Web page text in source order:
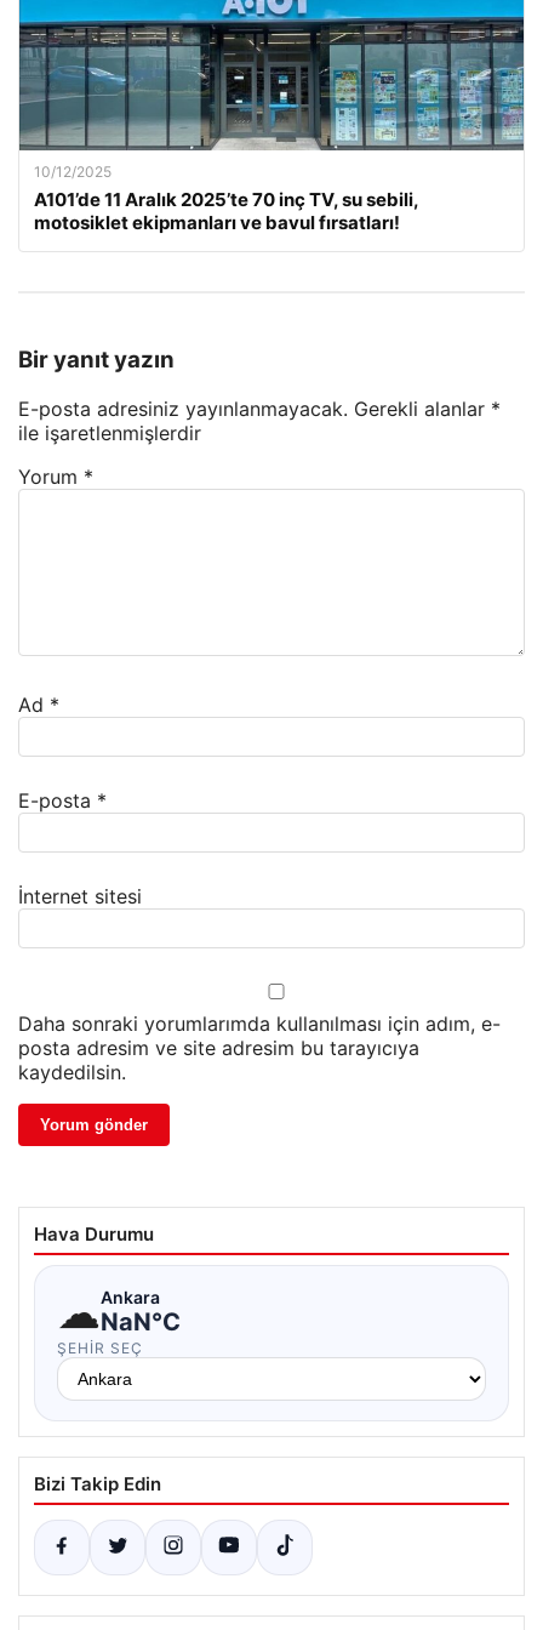
10/12/2025
A101’de 11 Aralık 2025’te 70 inç TV, su sebili,
motosiklet ekipmanları ve bavul fırsatları!
Bir yanıt yazın
E-posta adresiniz yayınlanmayacak. Gerekli alanlar *
ile işaretlenmişlerdir
Yorum *
Ad *
E-posta *
İnternet sitesi
Daha sonraki yorumlarımda kullanılması için adım, e-
posta adresim ve site adresim bu tarayıcıya
kaydedilsin.
Hava Durumu
☁Ankara
NaN°C
ŞEHIR SEÇ
Bizi Takip Edin